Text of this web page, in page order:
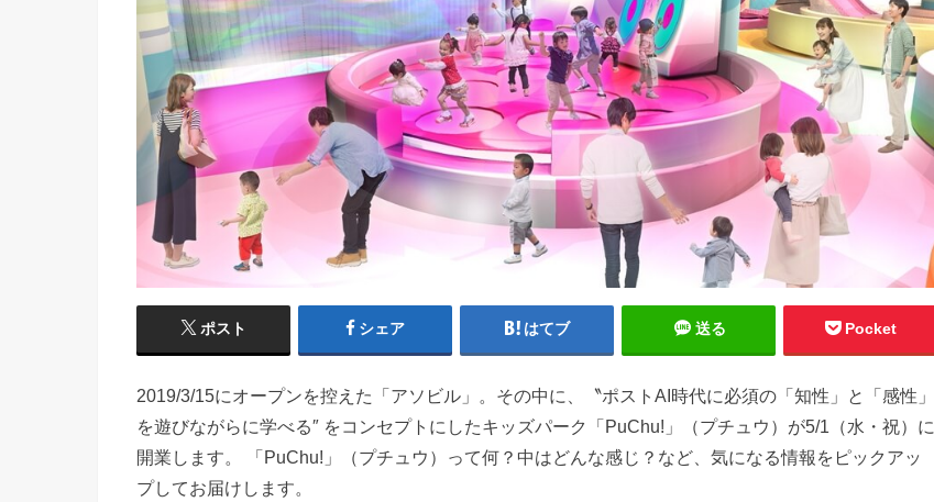
ポスト シェア はてブ 送る Pocket
2019/3/15にオープンを控えた「アソビル」。その中に、〝ポストAI時代に必須の「知性」と「感性」
を遊びながらに学べる″ をコンセプトにしたキッズパーク「PuChu!」（プチュウ）が5/1（水・祝）に
開業します。 「PuChu!」（プチュウ）って何？中はどんな感じ？など、気になる情報をピックアッ
プしてお届けします。